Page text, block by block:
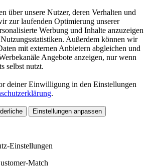
über unsere Nutzer, deren Verhalten und
zur laufenden Optimierung unserer
Werbung und Inhalte anzuzeigen
Außerdem können wir
mit externen Anbietern abgleichen und
Angebote anzeigen, nur wenn
selbst nutzt.
deiner Einwilligung in den Einstellungen
.
Einstellungen anpassen
Einstellungen
Match